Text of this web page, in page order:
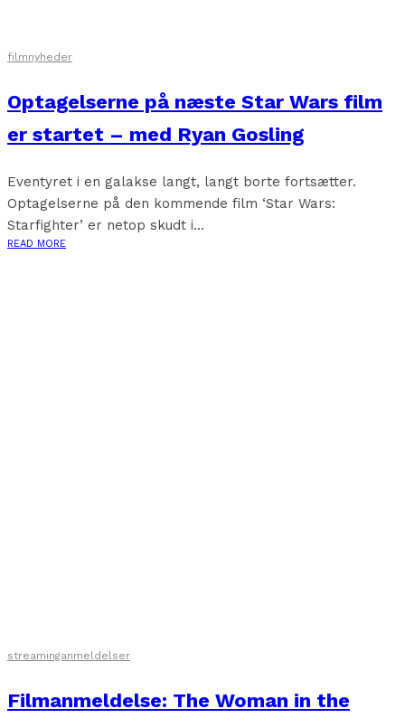
filmnyheder
Optagelserne på næste Star Wars film
er startet – med Ryan Gosling
Eventyret i en galakse langt, langt borte fortsætter.
Optagelserne på den kommende film ‘Star Wars:
Starfighter’ er netop skudt i...
READ MORE
streaminganmeldelser
Filmanmeldelse: The Woman in the